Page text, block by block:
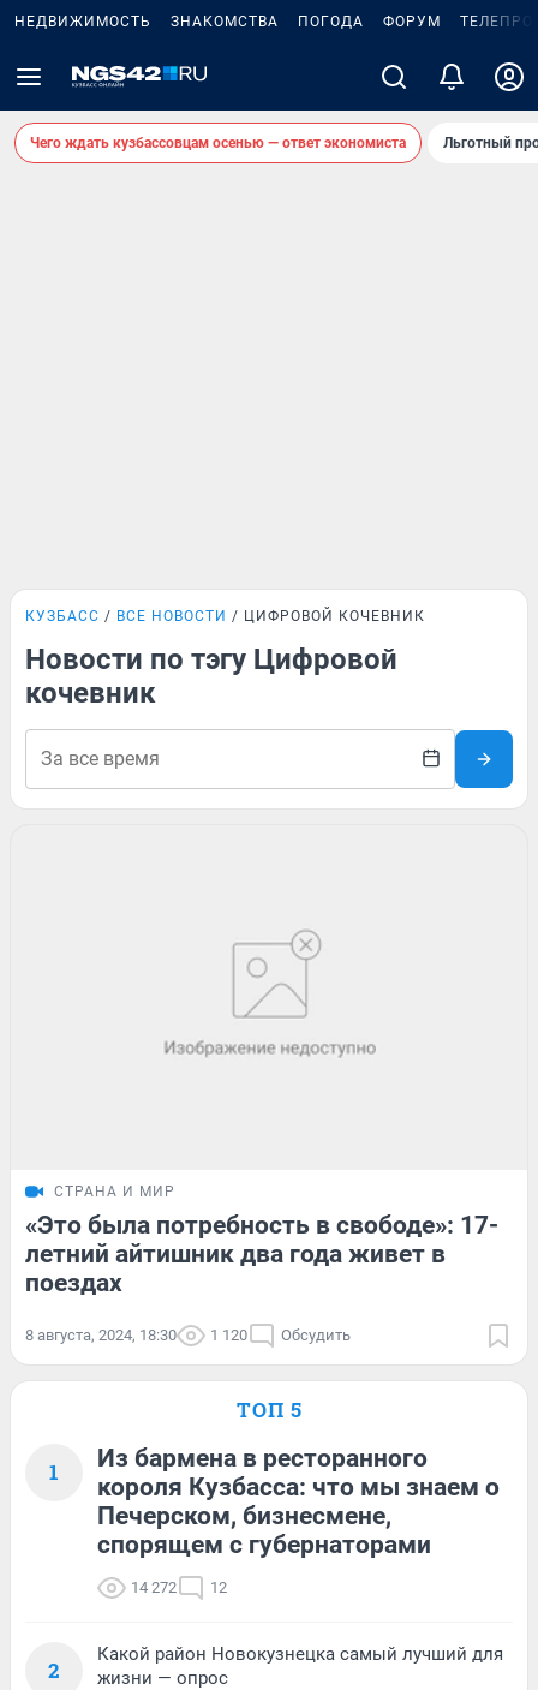
НЕДВИЖИМОСТЬ ЗНАКОМСТВА ПОГОДА ФОРУМ
Чего ждать кузбассовцам осенью — ответ экономиста Льготный
КУЗБАСС ВСЕ НОВОСТИ ЦИФРОВОЙ КОЧЕВНИК
Новости по тэгу Цифровой
кочевник
СТРАНА И МИР
«Это была потребность в свободе»: 17-
летний айтишник два года живет в
поездах
8 августа, 2024, 18:30 1 120 Обсудить
ТОП 5
1
Из бармена в ресторанного
короля Кузбасса: что мы знаем о
Печерском, бизнесмене,
спорящем с губернаторами
14 272 12
2
Какой район Новокузнецка самый лучший для
жизни — опрос